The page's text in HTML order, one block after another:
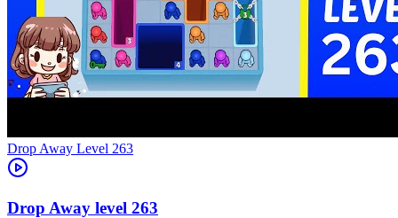
Level 263
263